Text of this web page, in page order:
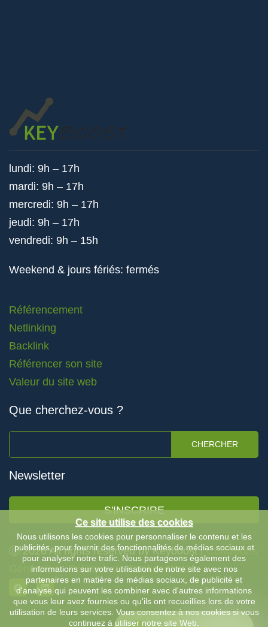
lundi: 9h – 17h
mardi: 9h – 17h
mercredi: 9h – 17h
jeudi: 9h – 17h
vendredi: 9h – 15h
Weekend & jours fériés: fermés
Référencement
Netlinking
Backlink
Référencer son site
Valeur du site web
Que cherchez-vous ?
CHERCHER
Newsletter
S'INSCRIRE
Ⓒ 2026 All rights reserved by Keyboost |Conditions
Générales-Politique de Confidentialité
Ce site utilise des cookies
Nous utilisons les cookies pour personnaliser le contenu et les
publicités, pour fournir des fonctionnalités de médias sociaux et
pour analyser notre trafic. Nous partageons également des
informations sur votre utilisation de notre site avec nos
partenaires en matière de médias sociaux, de publicité et
d'analyse qui peuvent les combiner avec d'autres informations
que vous leur avez fournies ou qu'ils ont recueillies lors de votre
utilisation de leurs services. Vous consentez à nos cookies si vous
continuez à utiliser notre site Web.